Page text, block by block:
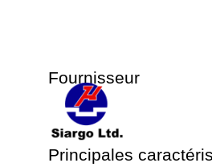
Fournisseur
Principales